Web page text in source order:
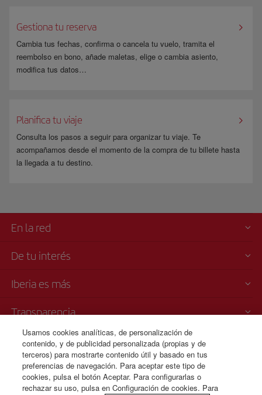
Gestiona tu reserva
Cambia tus fechas, confirma o cancela tu vuelo, tramita el
reembolso en bono, añade maletas, elige o cambia asiento,
modifica tus datos…
Planifica tu viaje
Consulta los pasos a seguir para organizar tu viaje. Te
acompañamos desde el momento de la compra de tu billete hasta
la llegada a tu destino.
En la red
De tu interés
Iberia es más
Transparencia
Venta telefónica
+81 0 3 3298 5238
Tokio
De lunes a viernes 09:00 - 17:00h (español, inglés y japonés).
Usamos cookies analíticas, de personalización de
contenido, y de publicidad personalizada (propias y de
terceros) para mostrarte contenido útil y basado en tus
preferencias de navegación. Para aceptar este tipo de
cookies, pulsa el botón Aceptar. Para configurarlas o
rechazar su uso, pulsa en Configuración de cookies. Para